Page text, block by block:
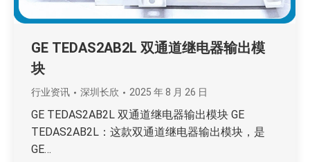
GE TEDAS2AB2L 双通道继电器输出模
块
行业资讯 深圳长欣 2025 年 8 月 26 日
GE TEDAS2AB2L 双通道继电器输出模块 GE
TEDAS2AB2L：这款双通道继电器输出模块，是
GE…